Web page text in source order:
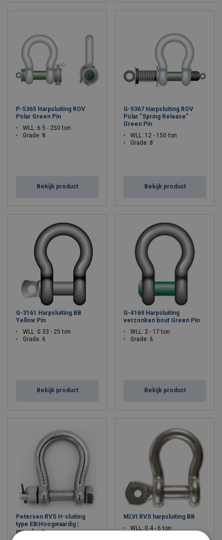
P-5365 Harpsluiting ROV
Polar Green Pin
WLL: 6.5 - 250 ton
Grade: 8
Bekijk product
G-5367 Harpsluiting ROV
Polar "Spring Release"
Green Pin
WLL: 12 - 150 ton
Grade: 8
Bekijk product
G-3161 Harpsluiting BB
Yellow Pin
WLL: 0.33 - 25 ton
Grade: 6
Bekijk product
G-4169 Harpsluiting
verzonken bout Green Pin
WLL: 2 - 17 ton
Grade: 6
Bekijk product
Petersen RVS H-sluiting
type EB|Hoogwaardig |
moerbout
MLVI RVS harpsluiting BB
WLL: 0.4 - 6 ton